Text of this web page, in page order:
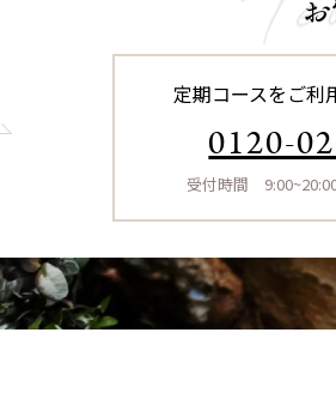
定期コースをご利
0120-
受付時間 9:00~20:00